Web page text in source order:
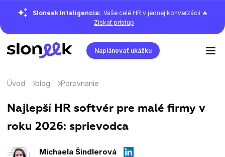
Sloneek Inteligencia: Vaše celé HR v jednej konverzácii 🔥
Získať prístup
Naplánovať ukážku
Úvod blog Porovnanie
Najlepší HR softvér pre malé firmy v
roku 2026: sprievodca
Michaela Šindlerová